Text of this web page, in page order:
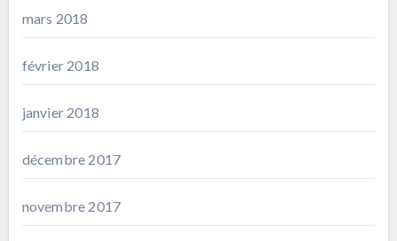
mars 2018
février 2018
janvier 2018
décembre 2017
novembre 2017